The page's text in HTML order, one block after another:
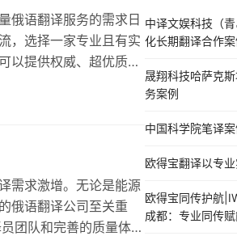
俄语翻译服务的需求日
，选择一家专业且有实
以提供权威、超优质的
务 在深圳福田地区，
。 1. 资质认证，质
需求激增。无论是能源
俄语翻译公司至关重
团队和完善的质量体
中译文娱科技（
化长期翻译合作案
晟翔科技哈萨克
务案例
中国科学院笔译案
欧得宝翻译以专
欧得宝同传护航
成都：专业同传